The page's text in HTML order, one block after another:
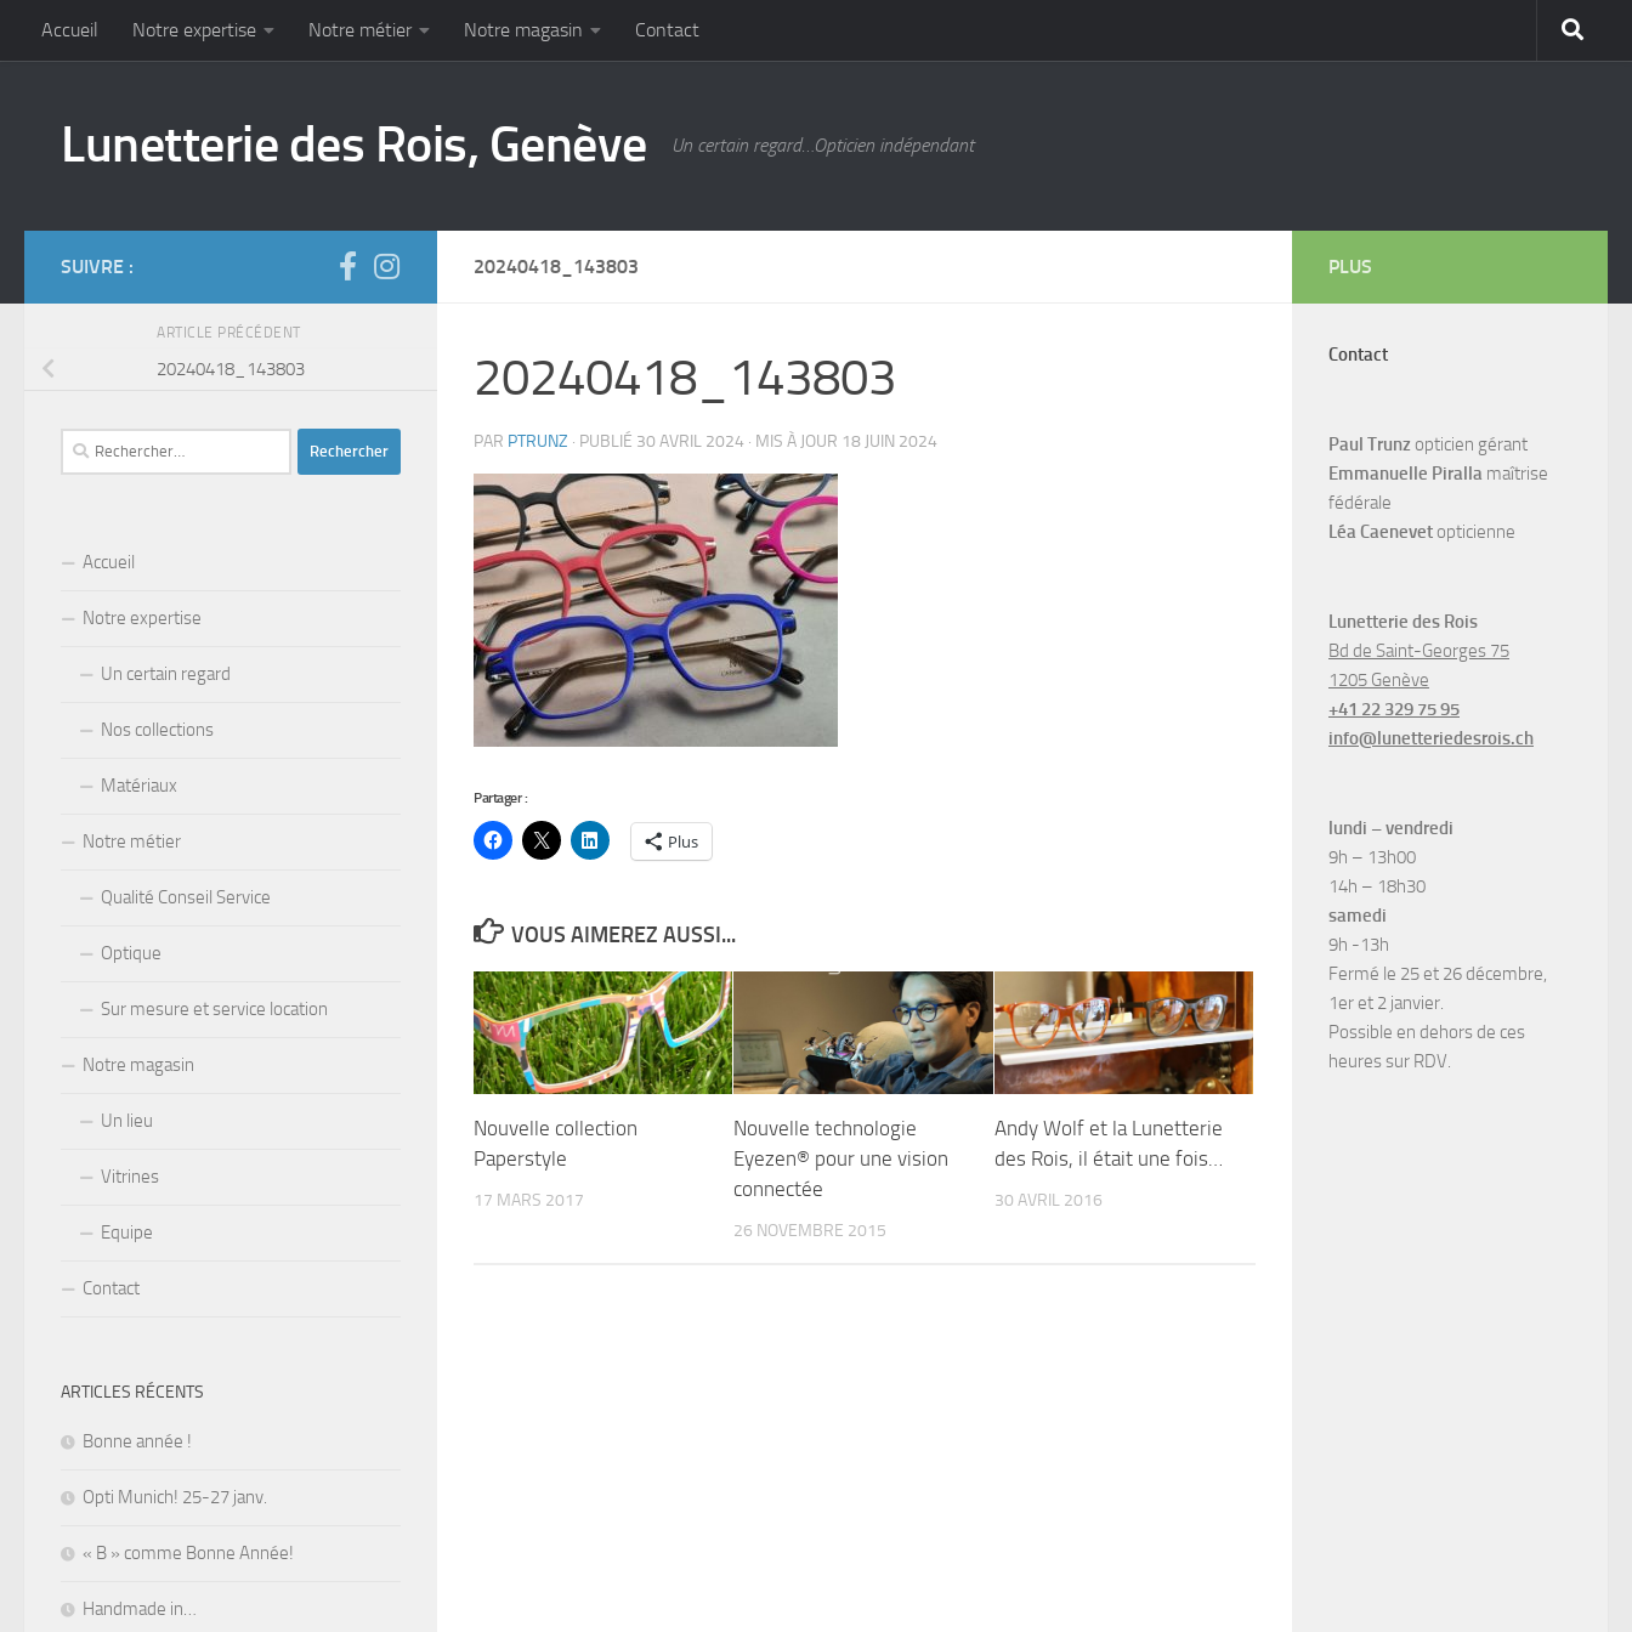
Skip to content
Accueil Notre expertise Notre métier Notre magasin Contact
Lunetterie des Rois, Genève Un certain regard…Opticien indépendant
20240418_143803
20240418_143803
PAR PTRUNZ · PUBLIÉ 30 AVRIL 2024 · MIS À JOUR 18 JUIN 2024
Partager :
Plus
VOUS AIMEREZ AUSSI...
Nouvelle collection
Paperstyle
17 MARS 2017
Nouvelle technologie
Eyezen® pour une vision
connectée
26 NOVEMBRE 2015
Andy Wolf et la Lunetterie
des Rois, il était une fois…
30 AVRIL 2016
SUIVRE :
ARTICLE PRÉCÉDENT
20240418_143803
Rechercher :
Accueil
Notre expertise
Un certain regard
Nos collections
Matériaux
Notre métier
Qualité Conseil Service
Optique
Sur mesure et service location
Notre magasin
Un lieu
Vitrines
Equipe
Contact
ARTICLES RÉCENTS
Bonne année !
Opti Munich! 25-27 janv.
« B » comme Bonne Année!
Handmade in…
PLUS
Contact
Paul Trunz opticien gérant
Emmanuelle Piralla maîtrise
fédérale
Léa Caenevet opticienne
Lunetterie des Rois
Bd de Saint-Georges 75
1205 Genève
+41 22 329 75 95
info@lunetteriedesrois.ch
lundi – vendredi
9h – 13h00
14h – 18h30
samedi
9h -13h
Fermé le 25 et 26 décembre,
1er et 2 janvier.
Possible en dehors de ces
heures sur RDV.